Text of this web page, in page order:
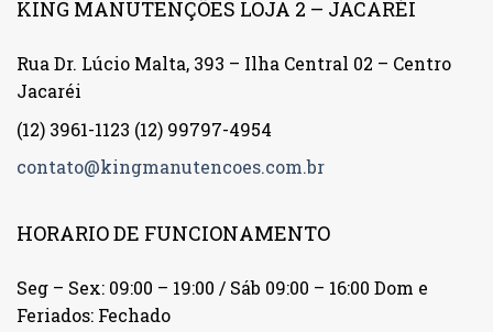
KING MANUTENÇÕES LOJA 2 – JACARÉI
Rua Dr. Lúcio Malta, 393 – Ilha Central 02 – Centro
Jacaréi
(12) 3961-1123 (12) 99797-4954
contato@kingmanutencoes.com.br
HORARIO DE FUNCIONAMENTO
Seg – Sex: 09:00 – 19:00 / Sáb 09:00 – 16:00 Dom e
Feriados: Fechado